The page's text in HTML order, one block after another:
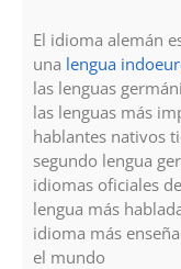
El idioma alemán
una lengua
las lenguas
las lenguas más
hablantes nativos
segundo lengua
idiomas oficiales
lengua más
idioma más
el mundo